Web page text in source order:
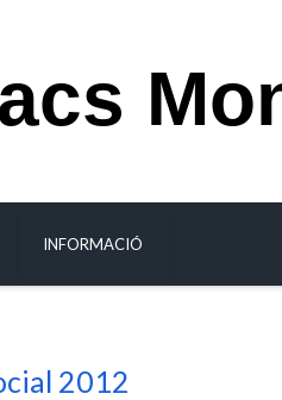
INFORMACIÓ
2012